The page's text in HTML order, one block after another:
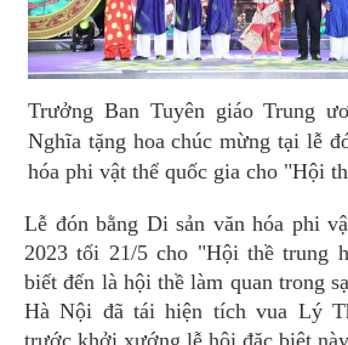
Trưởng Ban Tuyên giáo Trung
Nghĩa tặng hoa chúc mừng tại lễ
hóa phi vật thể quốc gia cho "Hội
Lễ đón bằng Di sản văn hóa phi
2023 tối 21/5 cho "Hội thề trung
biết đến là hội thề làm quan trong
Hà Nội đã tái hiện tích vua Lý